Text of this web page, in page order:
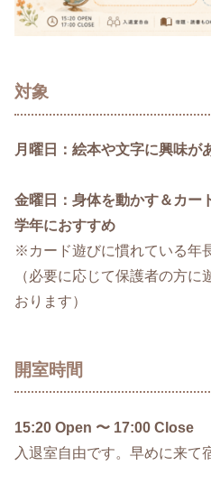
対象
月曜日：絵本や文字に興味が
金曜日：身体を動かす＆カー
学年におすすめ
※カード遊びに慣れている年
（必要に応じて保護者の方
おります）
開室時間
15:20 Open 〜 17:00 Close
入退室自由です。早めに来て